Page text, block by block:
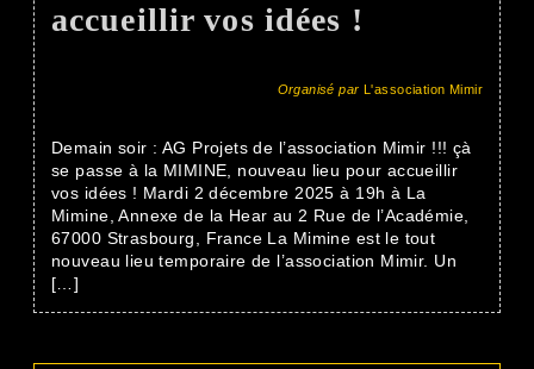
accueillir vos idées !
Organisé parL'association Mimir
Demain soir : AG Projets de l’association Mimir !!! çà
se passe à la MIMINE, nouveau lieu pour accueillir
vos idées ! Mardi 2 décembre 2025 à 19h à La
Mimine, Annexe de la Hear au 2 Rue de l’Académie,
67000 Strasbourg, France La Mimine est le tout
nouveau lieu temporaire de l’association Mimir. Un
[…]